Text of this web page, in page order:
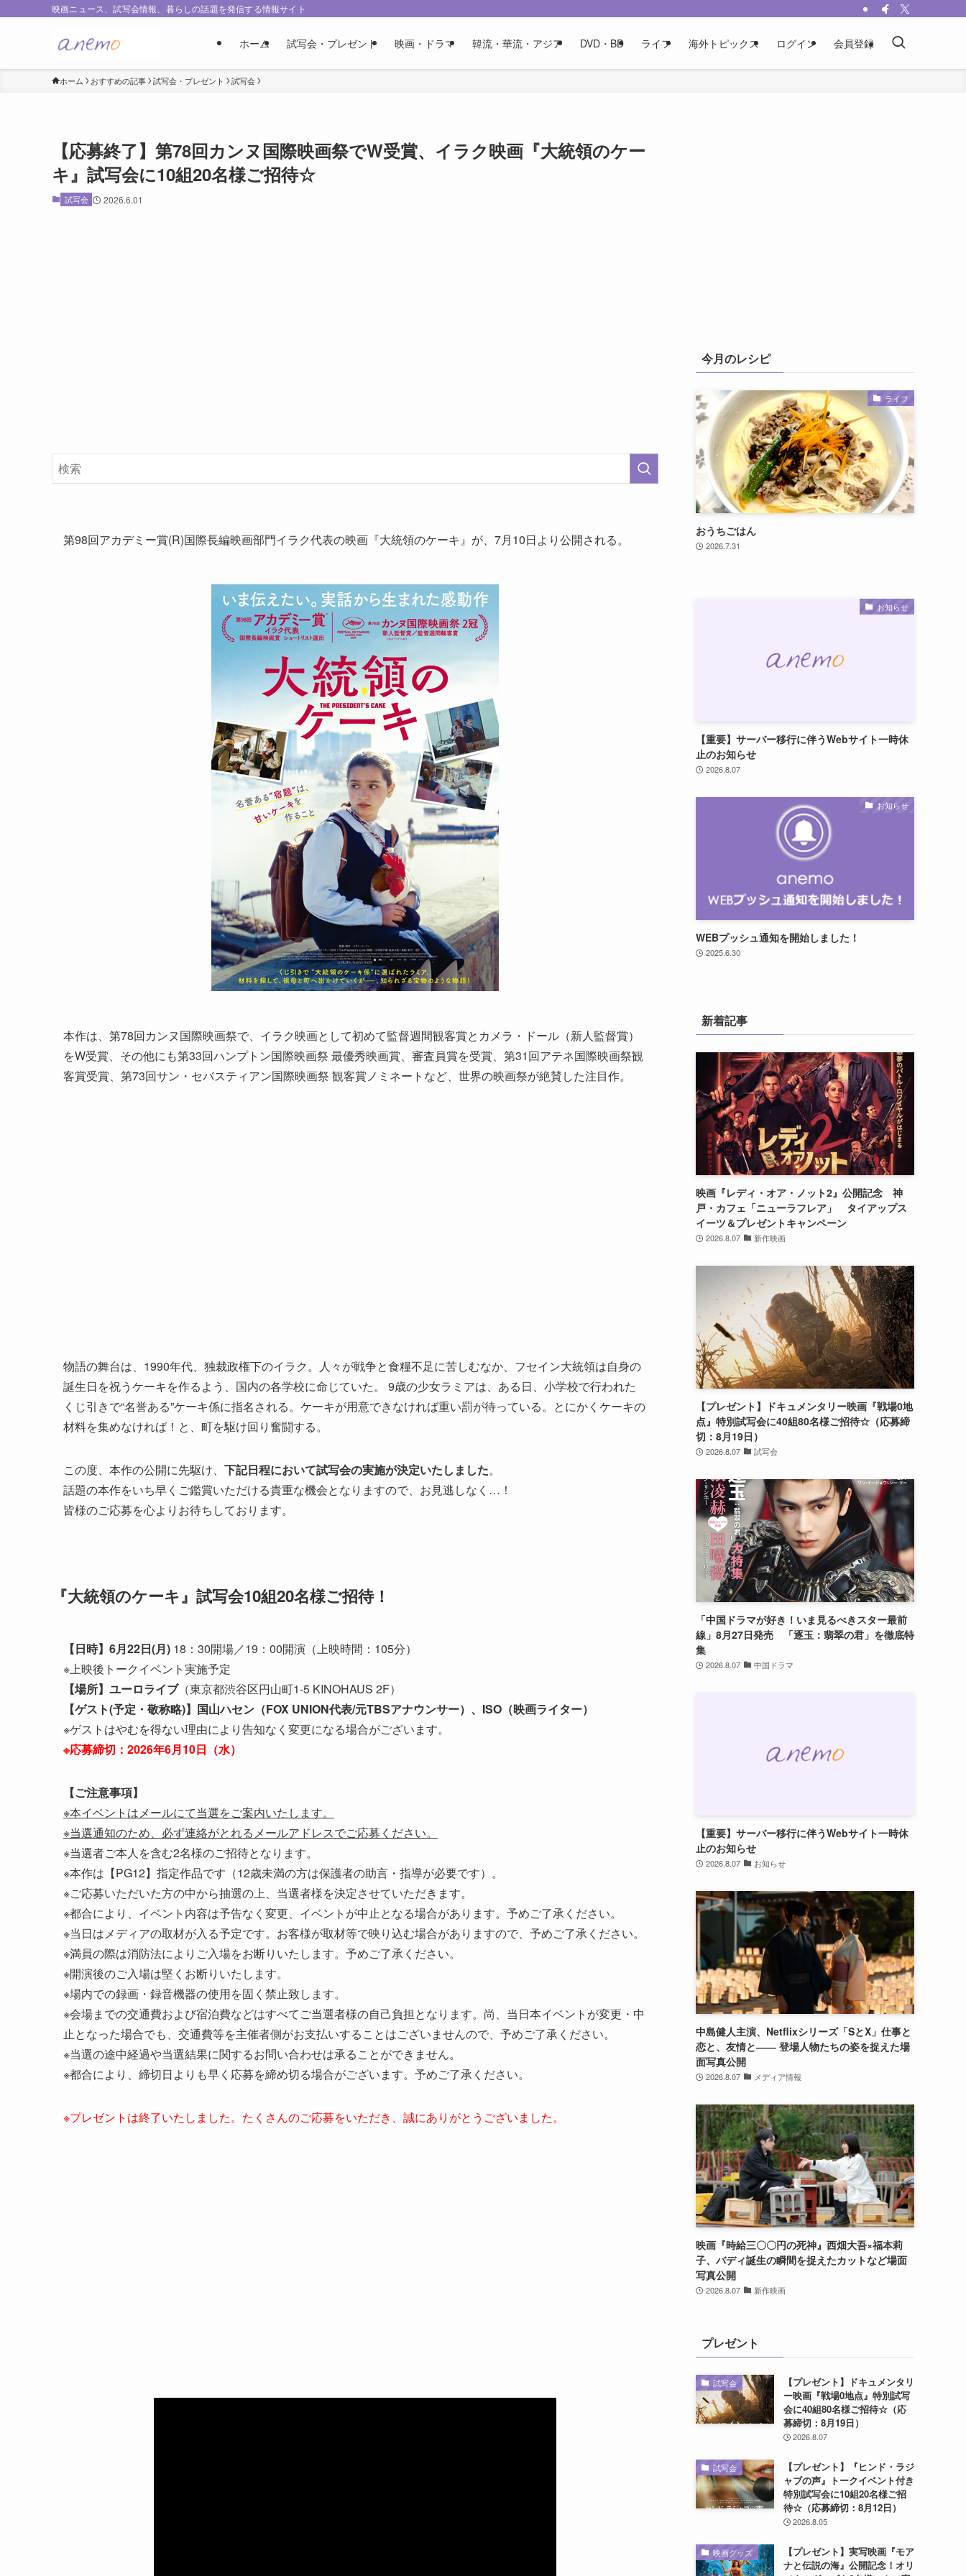
映画ニュース、試写会情報、暮らしの話題を発信する情報サイト
ホーム 試写会・プレゼント 映画・ドラマ 韓流・華流・アジア DVD・BD ライフ 海外トピックス ログイン 会員登録
ホーム おすすめの記事 試写会・プレゼント 試写会
【応募終了】第78回カンヌ国際映画祭でW受賞、イラク映画『大統領のケー
キ』試写会に10組20名様ご招待☆
試写会 2026.6.01
第98回アカデミー賞(R)国際長編映画部門イラク代表の映画『大統領のケーキ』が、7月10日より公開される。
本作は、第78回カンヌ国際映画祭で、イラク映画として初めて監督週間観客賞とカメラ・ドール（新人監督賞）
をW受賞、その他にも第33回ハンプトン国際映画祭 最優秀映画賞、審査員賞を受賞、第31回アテネ国際映画祭観
客賞受賞、第73回サン・セバスティアン国際映画祭 観客賞ノミネートなど、世界の映画祭が絶賛した注目作。
物語の舞台は、1990年代、独裁政権下のイラク。人々が戦争と食糧不足に苦しむなか、フセイン大統領は自身の
誕生日を祝うケーキを作るよう、国内の各学校に命じていた。 9歳の少女ラミアは、ある日、小学校で行われた
くじ引きで“名誉ある”ケーキ係に指名される。ケーキが用意できなければ重い罰が待っている。とにかくケーキの
材料を集めなければ！と、町を駆け回り奮闘する。
この度、本作の公開に先駆け、 下記日程において試写会の実施が決定いたしました。
話題の本作をいち早くご鑑賞いただける貴重な機会となりますので、お見逃しなく…！
皆様のご応募を心よりお待ちしております。
『大統領のケーキ』試写会10組20名様ご招待！
【日時】6月22日(月) 18：30開場／19：00開演（上映時間：105分）
※上映後トークイベント実施予定
【場所】ユーロライブ（東京都渋谷区円山町1-5 KINOHAUS 2F）
【ゲスト(予定・敬称略)】国山ハセン（FOX UNION代表/元TBSアナウンサー）、ISO（映画ライター）
※ゲストはやむを得ない理由により告知なく変更になる場合がございます。
※応募締切：2026年6月10日（水）
【ご注意事項】
※本イベントはメールにて当選をご案内いたします。
※当選通知のため、必ず連絡がとれるメールアドレスでご応募ください。
※当選者ご本人を含む2名様のご招待となります。
※本作は【PG12】指定作品です（12歳未満の方は保護者の助言・指導が必要です）。
※ご応募いただいた方の中から抽選の上、当選者様を決定させていただきます。
※都合により、イベント内容は予告なく変更、イベントが中止となる場合があります。予めご了承ください。
※当日はメディアの取材が入る予定です。お客様が取材等で映り込む場合がありますので、予めご了承ください。
※満員の際は消防法によりご入場をお断りいたします。予めご了承ください。
※開演後のご入場は堅くお断りいたします。
※場内での録画・録音機器の使用を固く禁止致します。
※会場までの交通費および宿泊費などはすべてご当選者様の自己負担となります。尚、当日本イベントが変更・中
止となった場合でも、交通費等を主催者側がお支払いすることはございませんので、予めご了承ください。
※当選の途中経過や当選結果に関するお問い合わせは承ることができません。
※都合により、締切日よりも早く応募を締め切る場合がございます。予めご了承ください。
※プレゼントは終了いたしました。たくさんのご応募をいただき、誠にありがとうございました。
今月のレシピ
ライフ
おうちごはん
2026.7.31
お知らせ
【重要】サーバー移行に伴うWebサイト一時休
止のお知らせ
2026.8.07
お知らせ
WEBプッシュ通知を開始しました！
2025.6.30
新着記事
映画『レディ・オア・ノット2』公開記念 神
戸・カフェ「ニューラフレア」 タイアップス
イーツ＆プレゼントキャンペーン
2026.8.07 新作映画
【プレゼント】ドキュメンタリー映画『戦場0地
点』特別試写会に40組80名様ご招待☆（応募締
切：8月19日）
2026.8.07 試写会
「中国ドラマが好き！いま見るべきスター最前
線」8月27日発売 「逐玉：翡翠の君」を徹底特
集
2026.8.07 中国ドラマ
【重要】サーバー移行に伴うWebサイト一時休
止のお知らせ
2026.8.07 お知らせ
中島健人主演、Netflixシリーズ「SとX」仕事と
恋と、友情と―― 登場人物たちの姿を捉えた場
面写真公開
2026.8.07 メディア情報
映画『時給三〇〇円の死神』西畑大吾×福本莉
子、バディ誕生の瞬間を捉えたカットなど場面
写真公開
2026.8.07 新作映画
プレゼント
試写会
【プレゼント】ドキュメンタリ
ー映画『戦場0地点』特別試写
会に40組80名様ご招待☆（応
募締切：8月19日）
2026.8.07
試写会
【プレゼント】『ヒンド・ラジ
ャブの声』トークイベント付き
特別試写会に10組20名様ご招
待☆（応募締切：8月12日）
2026.8.05
映画グッズ
【プレゼント】実写映画『モア
ナと伝説の海』公開記念！オリ